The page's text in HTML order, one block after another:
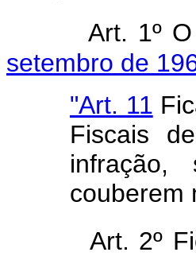
Art. 1º
setembro de
"Art. 11
Fiscais
couberem
Art. 2º